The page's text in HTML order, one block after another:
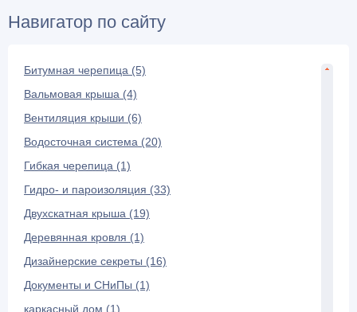
Навигатор по сайту
Битумная черепица (5)
Вальмовая крыша (4)
Вентиляция крыши (6)
Водосточная система (20)
Гибкая черепица (1)
Гидро- и пароизоляция (33)
Двухскатная крыша (19)
Деревянная кровля (1)
Дизайнерские секреты (16)
Документы и СНиПы (1)
каркасный дом (1)